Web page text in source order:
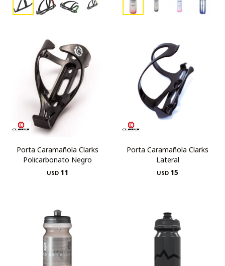
Porta Caramañola Clarks
Policarbonato Negro
USD 11
Porta Caramañola Clarks
Lateral
USD 15